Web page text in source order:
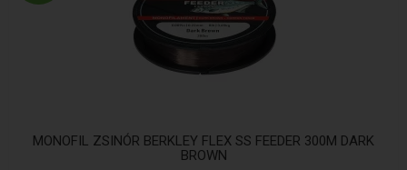
MONOFIL ZSINÓR BERKLEY FLEX SS FEEDER 300M DARK
BROWN